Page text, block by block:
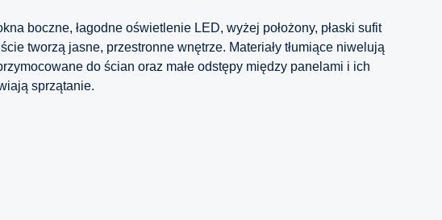
boczne, łagodne oświetlenie LED, wyżej położony, płaski sufit
tworzą jasne, przestronne wnętrze. Materiały tłumiące niwelują
do ścian oraz małe odstępy między panelami i ich
sprzątanie.